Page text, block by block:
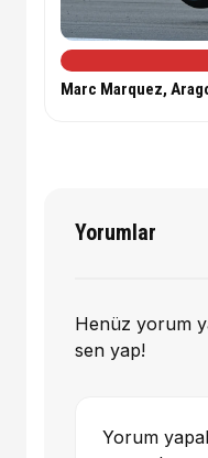
Marc Marquez,
Yorumlar
Henüz yorum
sen yap!
Yorum